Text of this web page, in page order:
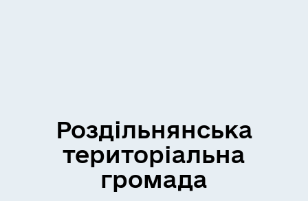
Роздільнянська
територіальна
громада